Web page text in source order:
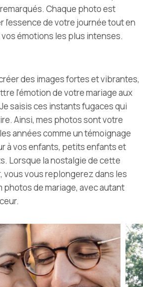
Chaque photo est
de votre journée tout en
émotions les plus intenses.
des images fortes et vibrantes,
l’émotion de votre mariage aux
Je saisis ces instants fugaces qui
Ainsi, mes photos sont votre
années comme un témoignage
à vos enfants, petits enfants et
Lorsque la nostalgie de cette
vous vous replongerez dans les
photos de mariage, avec autant